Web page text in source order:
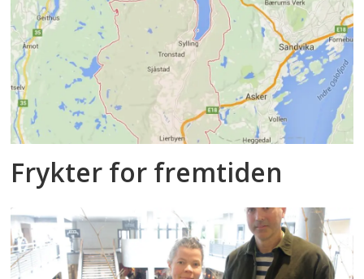
Frykter for fremtiden